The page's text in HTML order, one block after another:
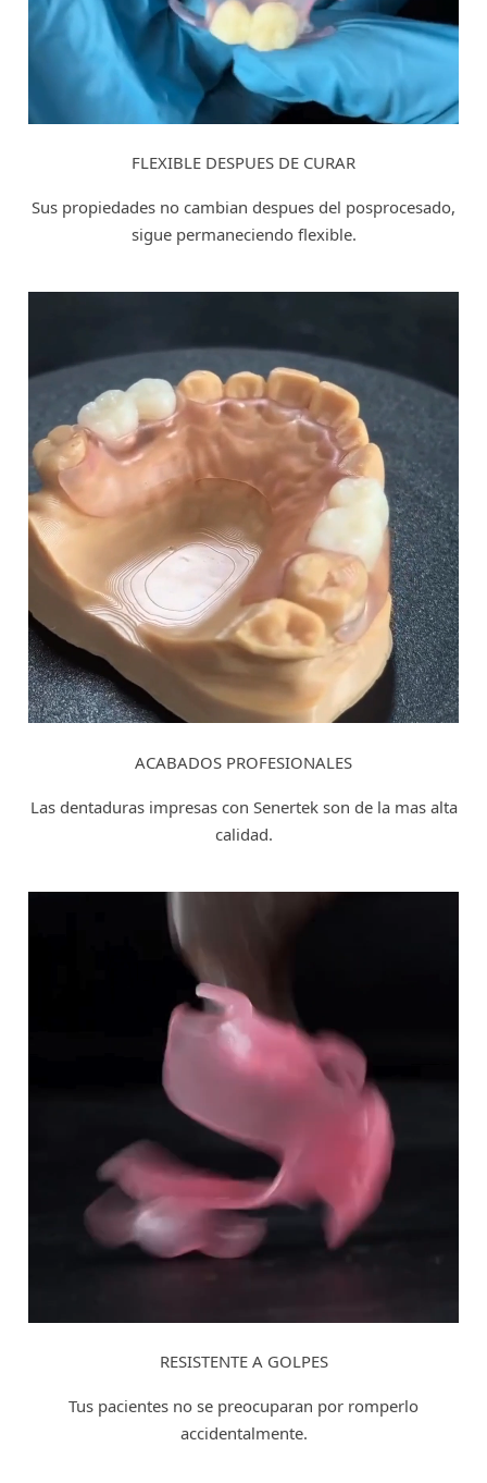
FLEXIBLE DESPUES DE CURAR
Sus propiedades no cambian despues del posprocesado,
sigue permaneciendo flexible.
ACABADOS PROFESIONALES
Las dentaduras impresas con Senertek son de la mas alta
calidad.
RESISTENTE A GOLPES
Tus pacientes no se preocuparan por romperlo
accidentalmente.